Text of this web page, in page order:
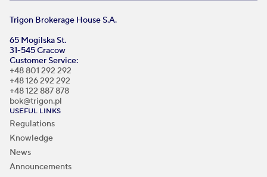
Trigon Brokerage House S.A.
65 Mogilska St.
31-545 Cracow
Customer Service:
+48 801 292 292
+48 126 292 292
+48 122 887 878
bok@trigon.pl
USEFUL LINKS
Regulations
Knowledge
News
Announcements